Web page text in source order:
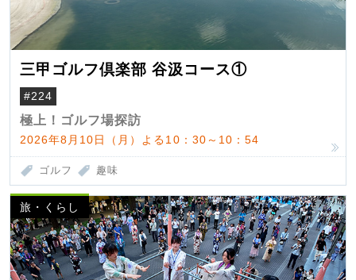
三甲ゴルフ倶楽部 谷汲コース①
#224
極上！ゴルフ場探訪
2026年8月10日（月）よる10：30～10：54
ゴルフ 趣味
旅・くらし